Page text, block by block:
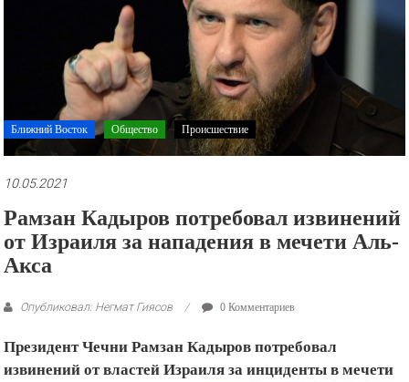
презентации.
Ближний Восток Общество Происшествие
10.05.2021
Рамзан Кадыров потребовал извинений
от Израиля за нападения в мечети Аль-
Акса
Опубликовал: Негмат Гиясов 0 Комментариев
Президент Чечни Рамзан Кадыров потребовал
извинений от властей Израиля за инциденты в мечети